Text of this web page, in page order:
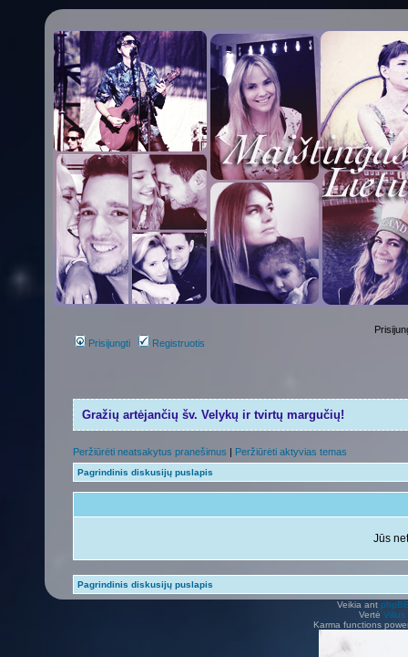
Prisijungti Registruotis
Gražių artėjančių šv. Velykų ir tvirtų margučių!
Peržiūrėti neatsakytus pranešimus | Peržiūrėti aktyvias temas
Pagrindinis diskusijų puslapis
Jūs
Pagrindinis diskusijų puslapis
Veikia ant
Vertė Vilius
Karma functions